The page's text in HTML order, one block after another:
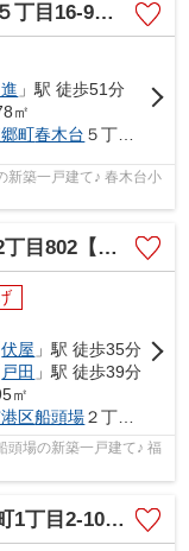
】新築一戸建て 1号棟
」駅 徒歩51分
㎡
町春木台 ５丁目16-9
築一戸建て♪ 春木台小
料】新築一戸建て
伏屋 」駅 徒歩35分
戸田 」駅 徒歩39分
㎡
区船頭場２丁目802
場の新築一戸建て♪ 福
料】新築一戸建て 3号棟